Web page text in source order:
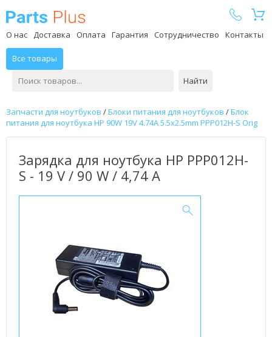
О нас Доставка Оплата Гарантия Сотрудничество Контакты
Все товары
Найти
Запчасти для ноутбуков /Блоки питания для ноутбуков /Блок
питания для ноутбука HP 90W 19V 4.74A 5.5x2.5mm PPP012H-S Orig
Зарядка для ноутбука HP PPP012H-
S - 19 V / 90 W / 4,74 А